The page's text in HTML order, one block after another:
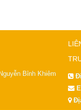
Bỉnh Khiêm